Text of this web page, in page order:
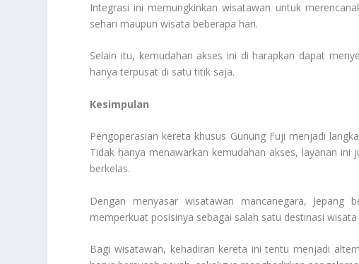
Integrasi ini memungkinkan wisatawan untuk
sehari maupun wisata beberapa hari.
Selain itu, kemudahan akses ini di harapkan dapat
hanya terpusat di satu titik saja.
Kesimpulan
Pengoperasian kereta khusus Gunung Fuji menjadi
Tidak hanya menawarkan kemudahan akses, layanan
berkelas.
Dengan menyasar wisatawan mancanegara, Jepang
memperkuat posisinya sebagai salah satu destinasi
Bagi wisatawan, kehadiran kereta ini tentu menjadi